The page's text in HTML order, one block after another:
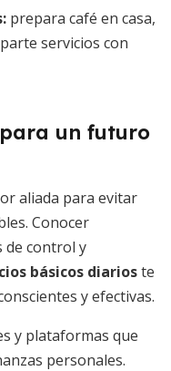
prepara café en casa,
servicios con
un futuro
aliada para evitar
Conocer
de control y
básicos diarioste
y efectivas.
y plataformas que
personales.